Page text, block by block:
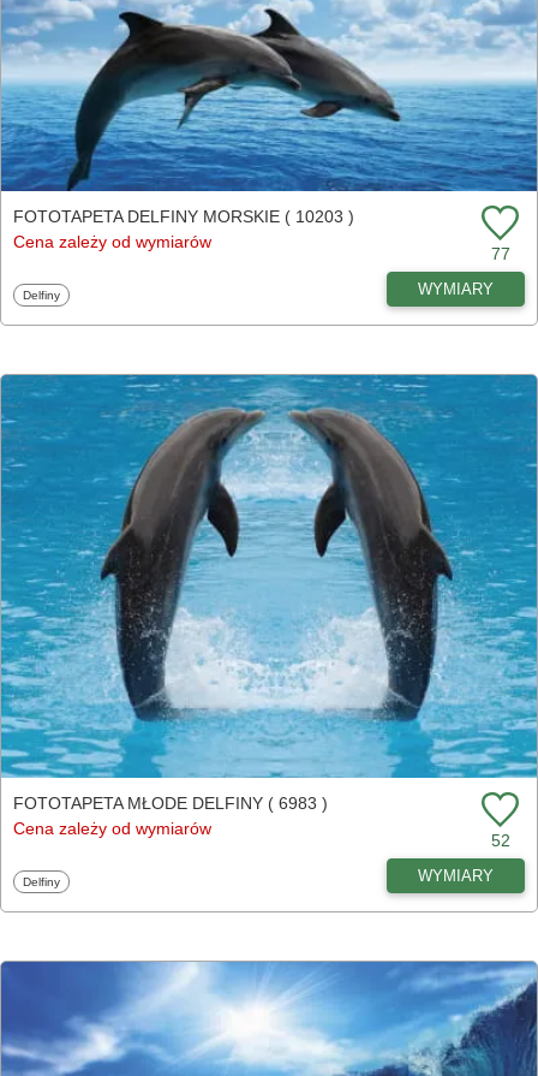
FOTOTAPETA DELFINY MORSKIE ( 10203 )
Cena zależy od wymiarów
77
Fototapety
Delfiny WYMIARY
FOTOTAPETA MŁODE DELFINY ( 6983 )
Cena zależy od wymiarów
52
Fototapety
Delfiny WYMIARY